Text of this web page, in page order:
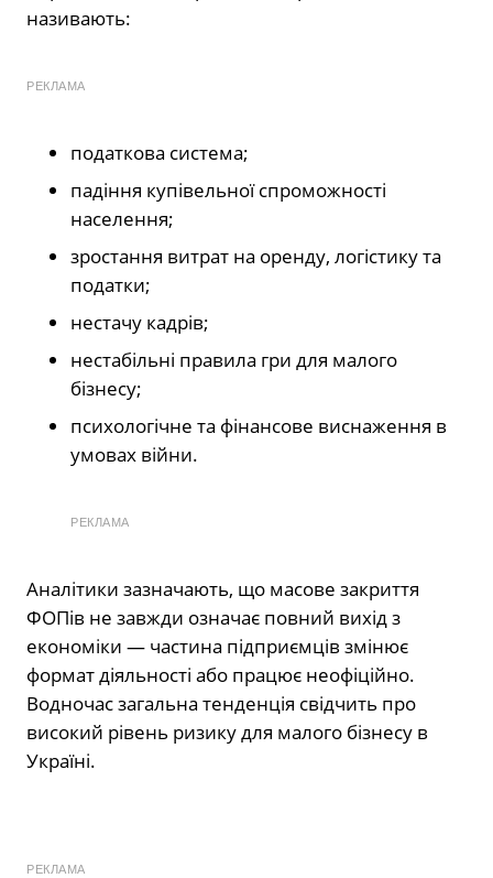
називають:
РЕКЛАМА
податкова система;
падіння купівельної спроможності
населення;
зростання витрат на оренду, логістику та
податки;
нестачу кадрів;
нестабільні правила гри для малого
бізнесу;
психологічне та фінансове виснаження в
умовах війни.
РЕКЛАМА
Аналітики зазначають, що масове закриття
ФОПів не завжди означає повний вихід з
економіки — частина підприємців змінює
формат діяльності або працює неофіційно.
Водночас загальна тенденція свідчить про
високий рівень ризику для малого бізнесу в
Україні.
РЕКЛАМА